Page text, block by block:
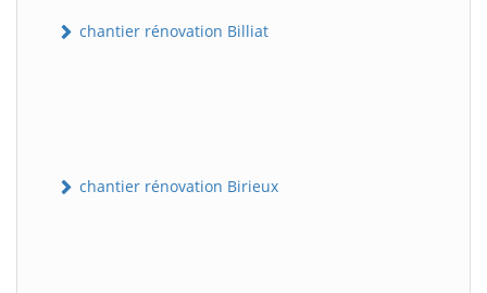
chantier rénovation Billiat
chantier rénovation Birieux